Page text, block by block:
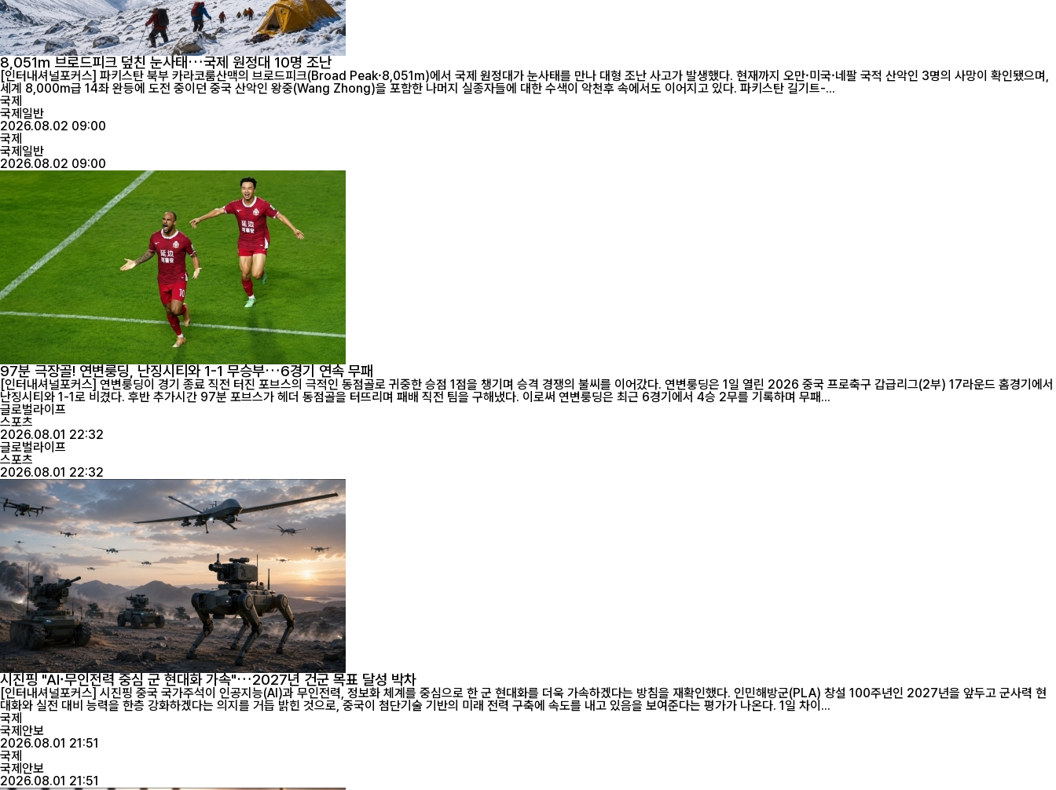
8,051m 브로드피크 덮친 눈사태…국제 원정대 10명 조난
[인터내셔널포커스] 파키스탄 북부 카라코룸산맥의 브로드피크(Broad Peak·8,051m)에서 국제 원정대가 눈사태를 만나 대형 조난 사고가 발생했다. 현재까지 오만·미국·네팔 국적 산악인 3명의 사망이 확인됐으며,
세계 8,000m급 14좌 완등에 도전 중이던 중국 산악인 왕중(Wang Zhong)을 포함한 나머지 실종자들에 대한 수색이 악천후 속에서도 이어지고 있다. 파키스탄 길기트-...
국제
국제일반
2026.08.02 09:00
국제
국제일반
2026.08.02 09:00
97분 극장골! 연변룽딩, 난징시티와 1-1 무승부…6경기 연속 무패
[인터내셔널포커스] 연변룽딩이 경기 종료 직전 터진 포브스의 극적인 동점골로 귀중한 승점 1점을 챙기며 승격 경쟁의 불씨를 이어갔다. 연변룽딩은 1일 열린 2026 중국 프로축구 갑급리그(2부) 17라운드 홈경기에서
난징시티와 1-1로 비겼다. 후반 추가시간 97분 포브스가 헤더 동점골을 터뜨리며 패배 직전 팀을 구해냈다. 이로써 연변룽딩은 최근 6경기에서 4승 2무를 기록하며 무패...
글로벌라이프
스포츠
2026.08.01 22:32
글로벌라이프
스포츠
2026.08.01 22:32
시진핑 "AI·무인전력 중심 군 현대화 가속"…2027년 건군 목표 달성 박차
[인터내셔널포커스] 시진핑 중국 국가주석이 인공지능(AI)과 무인전력, 정보화 체계를 중심으로 한 군 현대화를 더욱 가속하겠다는 방침을 재확인했다. 인민해방군(PLA) 창설 100주년인 2027년을 앞두고 군사력 현
대화와 실전 대비 능력을 한층 강화하겠다는 의지를 거듭 밝힌 것으로, 중국이 첨단기술 기반의 미래 전력 구축에 속도를 내고 있음을 보여준다는 평가가 나온다. 1일 차이...
국제
국제안보
2026.08.01 21:51
국제
국제안보
2026.08.01 21:51